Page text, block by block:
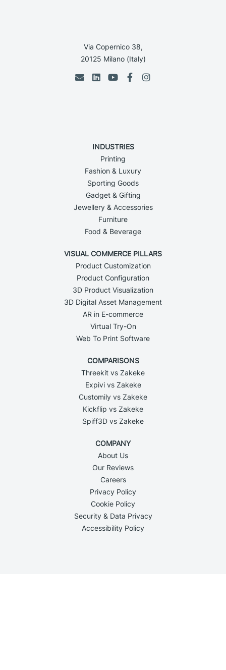
Via Copernico 38,
20125 Milano (Italy)
INDUSTRIES
Printing
Fashion & Luxury
Sporting Goods
Gadget & Gifting
Jewellery & Accessories
Furniture
Food & Beverage
VISUAL COMMERCE PILLARS
Product Customization
Product Configuration
3D Product Visualization
3D Digital Asset Management
AR in E-commerce
Virtual Try-On
Web To Print Software
COMPARISONS
Threekit vs Zakeke
Expivi vs Zakeke
Customily vs Zakeke
Kickflip vs Zakeke
Spiff3D vs Zakeke
COMPANY
About Us
Our Reviews
Careers
Privacy Policy
Cookie Policy
Security & Data Privacy
Accessibility Policy